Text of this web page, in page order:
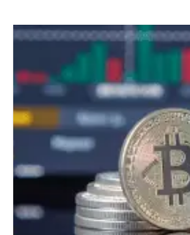
mẽ cho cả hai đồng tiền